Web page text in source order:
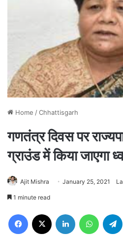
Home /Chhattisgarh
गणतंत्र दिवस पर
ग्राउंड में किया जाएगा
Ajit Mishra January 25, 2021
1 minute read
Facebook LinkedIn